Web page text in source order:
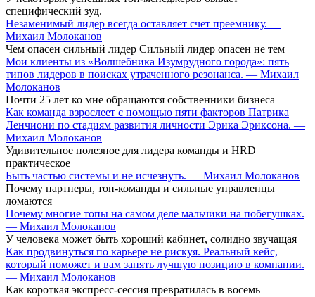
специфический зуд.
Незаменимый лидер всегда оставляет счет преемнику. —
Михаил Молоканов
Чем опасен сильный лидер Сильный лидер опасен не тем
Мои клиенты из «Волшебника Изумрудного города»: пять
типов лидеров в поисках утраченного резонанса. — Михаил
Молоканов
Почти 25 лет ко мне обращаются собственники бизнеса
Как команда взрослеет с помощью пяти факторов Патрика
Ленчиони по стадиям развития личности Эрика Эриксона. —
Михаил Молоканов
Удивительное полезное для лидера команды и HRD
практическое
Быть частью системы и не исчезнуть. — Михаил Молоканов
Почему партнеры, топ-команды и сильные управленцы
ломаются
Почему многие топы на самом деле мальчики на побегушках.
— Михаил Молоканов
У человека может быть хороший кабинет, солидно звучащая
Как продвинуться по карьере не рискуя. Реальный кейс,
который поможет и вам занять лучшую позицию в компании.
— Михаил Молоканов
Как короткая экспресс-сессия превратилась в восемь